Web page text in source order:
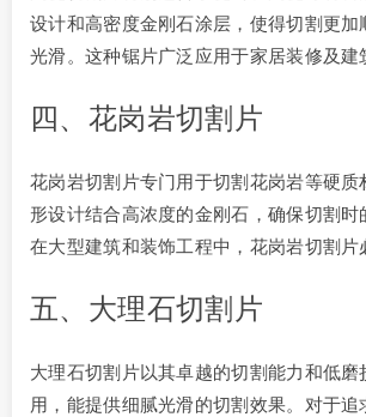
设计和高密度金刚石涂层，使得切割更加
光滑。这种锯片广泛应用于家居装修及建
四、花岗岩切割片
花岗岩切割片专门用于切割花岗岩等硬质
形设计结合高浓度的金刚石，确保切割时
在大型建筑和装饰工程中，花岗岩切割片
五、大理石切割片
大理石切割片以其卓越的切割能力和低磨
用，能提供细腻光滑的切割效果。对于追